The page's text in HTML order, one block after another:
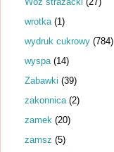
wrotka (1)
wydruk cukrowy (784)
wyspa (14)
Zabawki (39)
zakonnica (2)
zamek (20)
zamsz (5)